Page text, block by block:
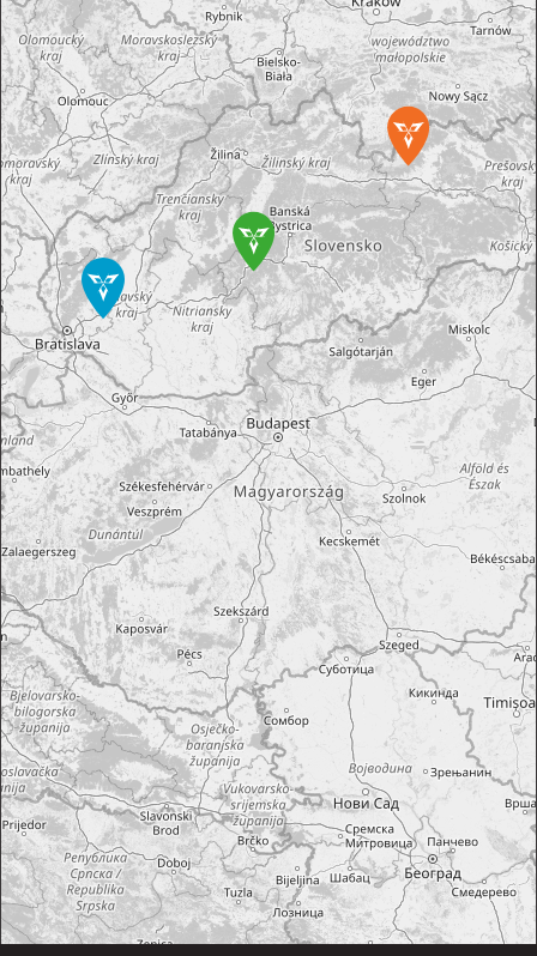
Nezáväzný dopyt
Rodiny s deťmi